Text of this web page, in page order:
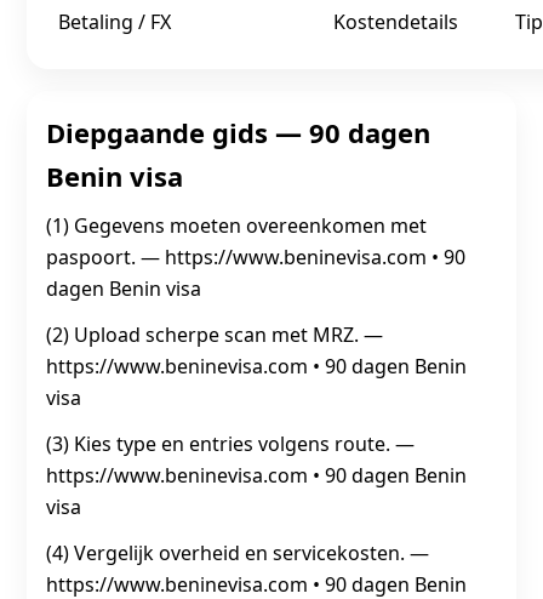
Betaling / FX Kostendetails Tip
Diepgaande gids — 90 dagen
Benin visa
(1) Gegevens moeten overeenkomen met
paspoort. — https://www.beninevisa.com • 90
dagen Benin visa
(2) Upload scherpe scan met MRZ. —
https://www.beninevisa.com • 90 dagen Benin
visa
(3) Kies type en entries volgens route. —
https://www.beninevisa.com • 90 dagen Benin
visa
(4) Vergelijk overheid en servicekosten. —
https://www.beninevisa.com • 90 dagen Benin